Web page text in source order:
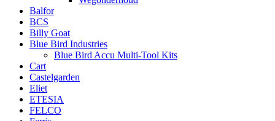
Balfor
BCS
Billy Goat
Blue Bird Industries
Blue Bird Accu Multi-Tool Kits
Cart
Castelgarden
Eliet
ETESIA
FELCO